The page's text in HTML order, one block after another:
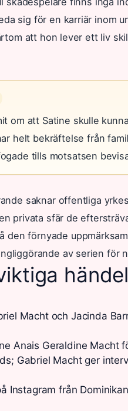
sig för en karriär inom
att hon lever ett liv
om att Satine skulle
helt bekräftelse från
tills motsatsen
saknar offentliga
privata sfär de
den förnyade
av serien för
Macht och Jacinda
Anais Geraldine Macht
Gabriel Macht ger
Instagram från